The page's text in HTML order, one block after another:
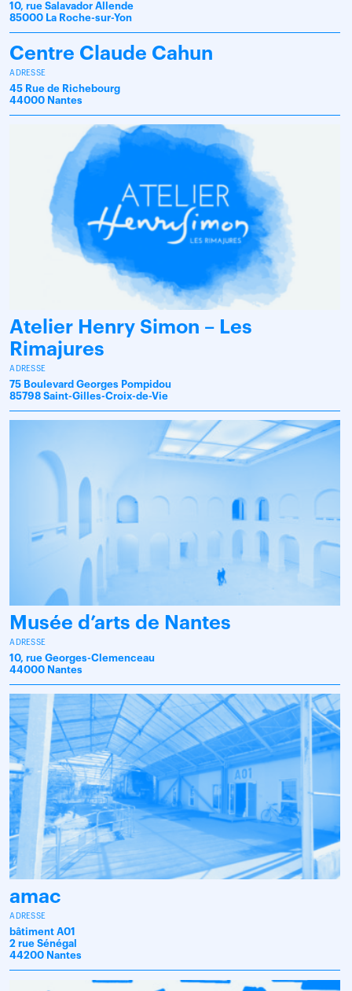
10, rue Salavador Allende
85000 La Roche-sur-Yon
Centre Claude Cahun
ADRESSE
45 Rue de Richebourg
44000 Nantes
Atelier Henry Simon – Les
Rimajures
ADRESSE
75 Boulevard Georges Pompidou
85798 Saint-Gilles-Croix-de-Vie
Musée d’arts de Nantes
ADRESSE
10, rue Georges-Clemenceau
44000 Nantes
amac
ADRESSE
bâtiment A01
2 rue Sénégal
44200 Nantes